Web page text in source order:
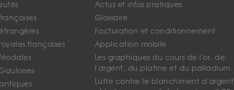
françaises
Actus et infos pratiques
Glossaire
Facturation et conditionnement
Application mobile
Les graphiques du cours de l'or, de
l'argent, du platine et du palladium
Lutte contre le blanchiment d'argent